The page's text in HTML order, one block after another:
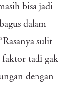
bisa jadi
dalam
sulit
faktor tadi gak
dengan